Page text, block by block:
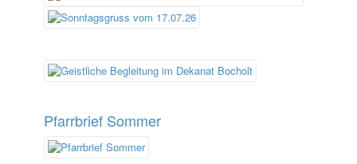
Pfarrbrief Sommer